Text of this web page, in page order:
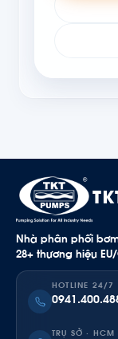
Nhà phân phối
28+ thương hiệu
HOTLINE 24/7
TRỤ SỞ · HCM